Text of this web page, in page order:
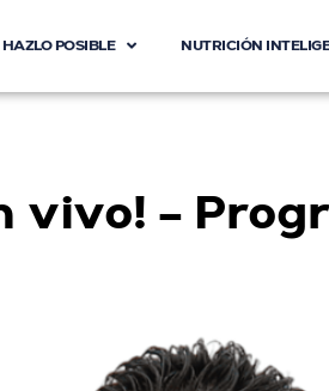
HAZLO POSIBLE NUTRICIÓN
vivo! –